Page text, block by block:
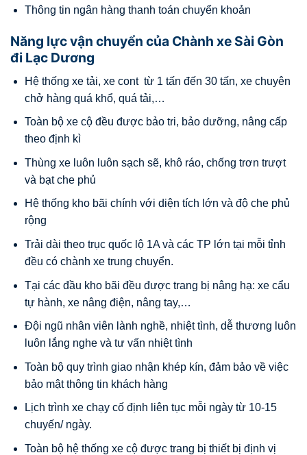
Thông tin ngân hàng thanh toán chuyển khoản
Năng lực vận chuyển của Chành xe Sài Gòn
đi Lạc Dương
Hệ thống xe tải, xe cont từ 1 tấn đến 30 tấn, xe chuyên
chở hàng quá khổ, quá tải,…
Toàn bộ xe cộ đều được bảo tri, bảo dưỡng, nâng cấp
theo định kì
Thùng xe luôn luôn sạch sẽ, khô ráo, chống trơn trượt
và bạt che phủ
Hệ thống kho bãi chính với diện tích lớn và độ che phủ
rộng
Trải dài theo trục quốc lộ 1A và các TP lớn tại mỗi tỉnh
đều có chành xe trung chuyển.
Tại các đầu kho bãi đều được trang bị nâng hạ: xe cẩu
tự hành, xe nâng điện, nâng tay,…
Đội ngũ nhân viên lành nghề, nhiệt tình, dễ thương luôn
luôn lắng nghe và tư vấn nhiệt tình
Toàn bộ quy trình giao nhận khép kín, đảm bảo về việc
bảo mật thông tin khách hàng
Lịch trình xe chạy cố định liên tục mỗi ngày từ 10-15
chuyến/ ngày.
Toàn bộ hệ thống xe cộ được trang bị thiết bị định vị